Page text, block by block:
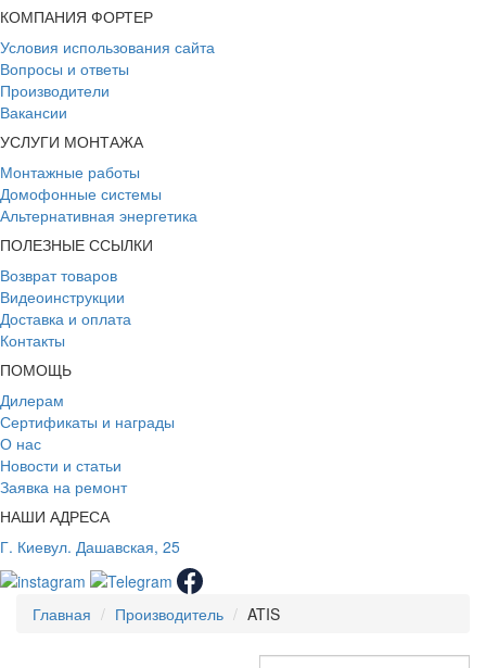
КОМПАНИЯ ФОРТЕР
Условия использования сайта
Вопросы и ответы
Производители
Вакансии
УСЛУГИ МОНТАЖА
Монтажные работы
Домофонные системы
Альтернативная энергетика
ПОЛЕЗНЫЕ ССЫЛКИ
Возврат товаров
Видеоинструкции
Доставка и оплата
Контакты
ПОМОЩЬ
Дилерам
Сертификаты и награды
О нас
Новости и статьи
Заявка на ремонт
НАШИ АДРЕСА
Г. Киевул. Дашавская, 25
Главная Производитель ATIS